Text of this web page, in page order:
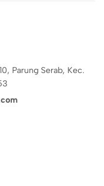
Parung Serab, Kec.